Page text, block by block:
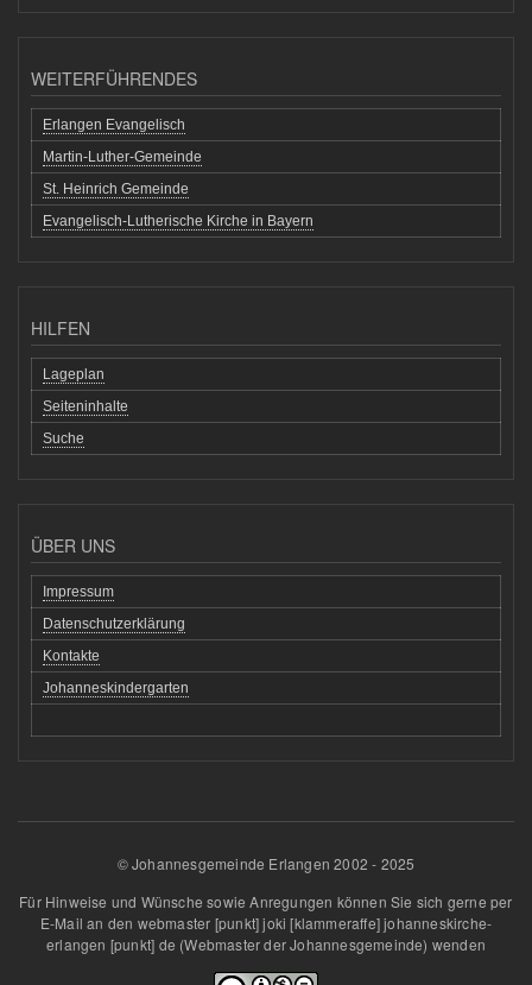
WEITERFÜHRENDES
Erlangen Evangelisch
Martin-Luther-Gemeinde
St. Heinrich Gemeinde
Evangelisch-Lutherische Kirche in Bayern
HILFEN
Lageplan
Seiteninhalte
Suche
ÜBER UNS
Impressum
Datenschutzerklärung
Kontakte
Johanneskindergarten
© Johannesgemeinde Erlangen 2002 - 2025
Für Hinweise und Wünsche sowie Anregungen können Sie sich gerne per
E-Mail an den webmaster [punkt]joki [klammeraffe]johanneskirche-
erlangen [punkt] de (Webmaster der Johannesgemeinde) wenden